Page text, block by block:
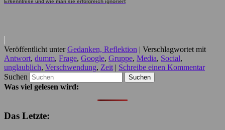
Erkenntnise und wie man sie erfolgreich ignoriert
Veröffentlicht unter Gedanken, Reflektion | Verschlagwortet mit
Antwort, dumm, Frage, Google, Gruppe, Media, Social,
unglaublich, Verschwendung, Zeit | Schreibe einen Kommentar
Suchen
Was viel gelesen wird:
Das Letzte: